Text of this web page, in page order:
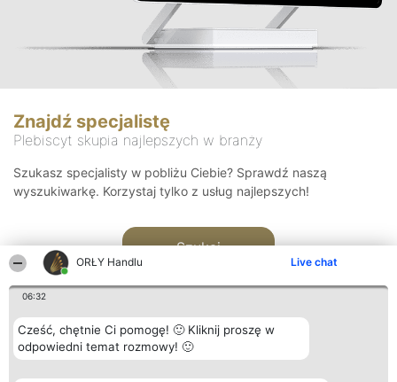
ORŁY Handlu Live chat
06:32
Cześć, chętnie Ci pomogę! 🙂 Kliknij proszę w
odpowiedni temat rozmowy! 🙂
Znajdź specjalistę
Plebiscyt skupia najlepszych w branży
Szukasz specjalisty w pobliżu Ciebie? Sprawdź naszą
wyszukiwarkę. Korzystaj tylko z usług najlepszych!
Szukaj
Organizator plebiscytu Plebiscyt Kontakt